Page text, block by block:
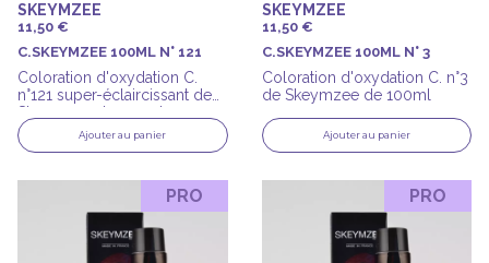
SKEYMZEE
11,50 €
C.SKEYMZEE 100ML N° 121
Coloration d'oxydation C.
n°121 super-éclaircissant de
Skeymzee de 100ml
Ajouter au panier
SKEYMZEE
11,50 €
C.SKEYMZEE 100ML N° 3
Coloration d'oxydation C. n°3
de Skeymzee de 100ml
Ajouter au panier
PRO PRO